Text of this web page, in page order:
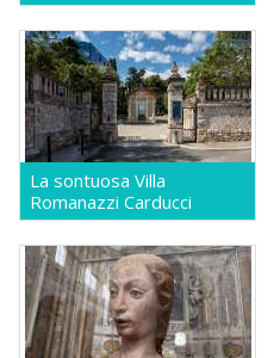
La sontuosa Villa
Romanazzi Carducci